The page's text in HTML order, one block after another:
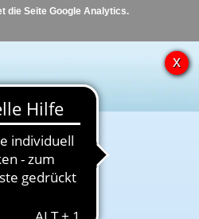
die Seite Google Analytics.